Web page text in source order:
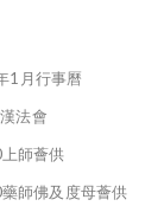
1月行事曆
法會
師薈供
師佛及度母薈供